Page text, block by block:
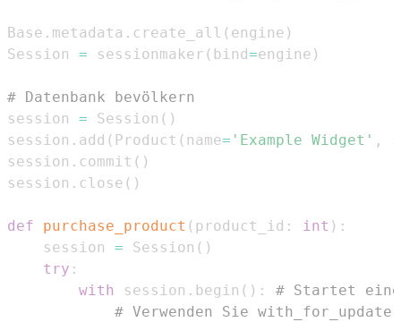
Base . metadata . create_all ( engine )
Session = sessionmaker ( bind=engine )
# Datenbank bevölkern
session = Session ( )
session . add ( Product ( name= 'Example Widget' ,
session . commit ( )
session . close ( )
def purchase_product ( product_id : int ) :
    session
= Session ( )
try :
with
session . begin ( ) :
# Startet
# Verwenden Sie